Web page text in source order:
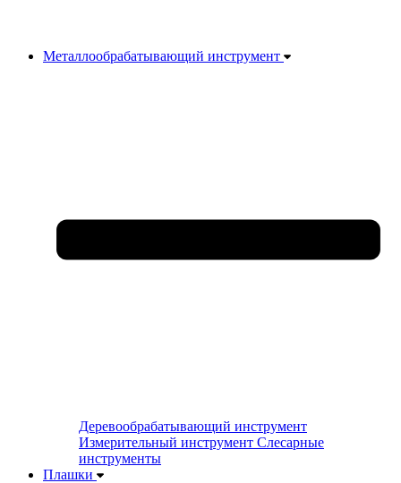
Металлообрабатывающий инструмент
Деревообрабатывающий инструмент
Измерительный инструмент Слесарные
инструменты
Плашки